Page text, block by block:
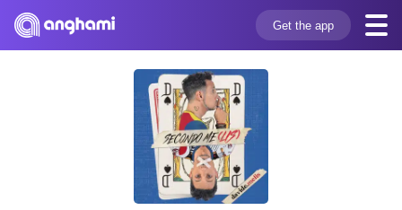
Get the app